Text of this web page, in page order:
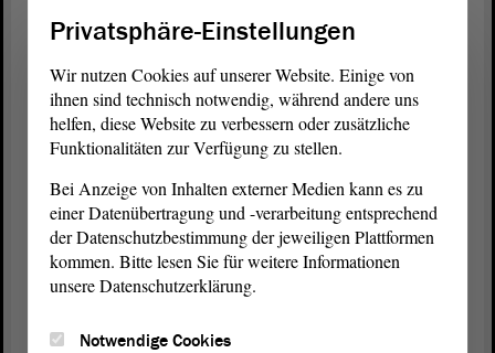
Und dann auch noch die Radschnellwege. Das
funktioniert in Städten und deren angrenzenden
Industriegebieten und im Speckgürtel, aber doch
nicht auf dem Land.
(Zuruf von Kathrin Tarricone, FDP)
Die Definition von Radschnellwegen sagt es doch
selbst: Radschnellwege sind Wege, die der zügigen
Wo bitte gibt es in Sachsen-Anhalt größere
Privatsphäre-Einstellungen
Wir nutzen Cookies auf unserer Website. Einige von
ihnen sind technisch notwendig, während andere uns
helfen, diese Website zu verbessern oder zusätzliche
Funktionalitäten zur Verfügung zu stellen.
Bei Anzeige von Inhalten externer Medien kann es zu
einer Datenübertragung und -verarbeitung entsprechend
der Datenschutzbestimmung der jeweiligen Plattformen
kommen. Bitte lesen Sie für weitere Informationen
unsere Datenschutzerklärung.
Notwendige Cookies